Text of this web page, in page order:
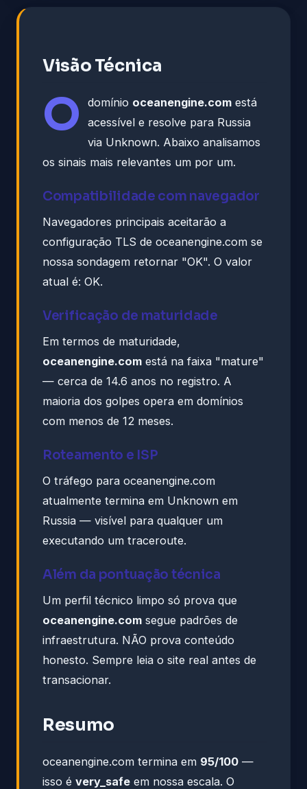
Visão Técnica
O domínio oceanengine.com está
acessível e resolve para Russia
via Unknown. Abaixo analisamos
os sinais mais relevantes um por um.
Compatibilidade com navegador
Navegadores principais aceitarão a
configuração TLS de oceanengine.com se
nossa sondagem retornar "OK". O valor
atual é: OK.
Verificação de maturidade
Em termos de maturidade,
oceanengine.com está na faixa "mature"
— cerca de 14.6 anos no registro. A
maioria dos golpes opera em domínios
com menos de 12 meses.
Roteamento e ISP
O tráfego para oceanengine.com
atualmente termina em Unknown em
Russia — visível para qualquer um
executando um traceroute.
Além da pontuação técnica
Um perfil técnico limpo só prova que
oceanengine.com segue padrões de
infraestrutura. NÃO prova conteúdo
honesto. Sempre leia o site real antes de
transacionar.
Resumo
oceanengine.com termina em 95/100 —
isso é very_safe em nossa escala. O